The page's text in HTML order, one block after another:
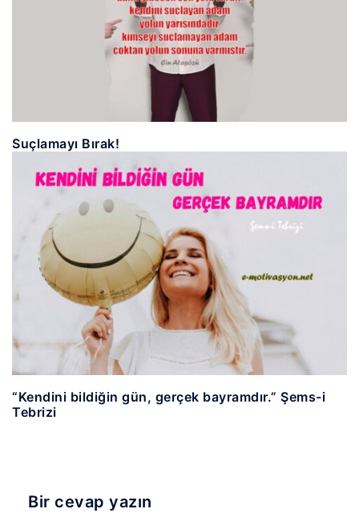
Suçlamayı Bırak!
“Kendini bildiğin gün, gerçek bayramdır.” Şems-i
Tebrizi
Bir cevap yazın